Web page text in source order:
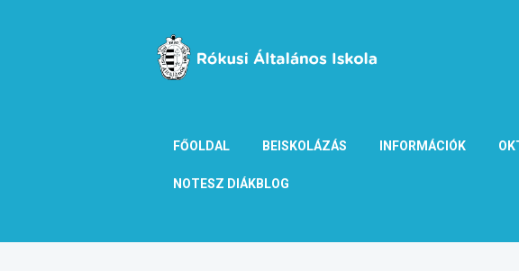
FŐOLDAL BEISKOLÁZÁS INFORMÁCIÓK
NOTESZ DIÁKBLOG